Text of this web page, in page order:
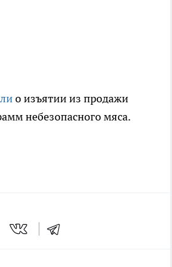
о изъятии из продажи
небезопасного мяса.